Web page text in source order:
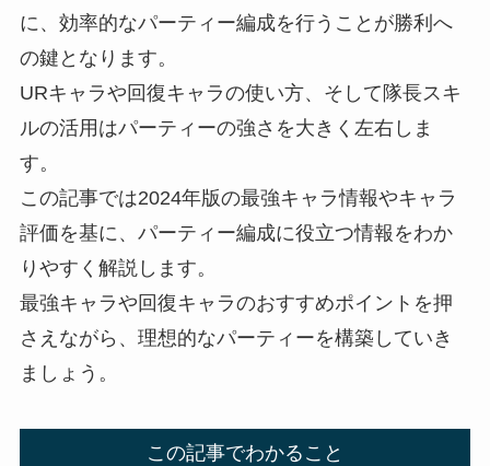
に、効率的なパーティー編成を行うことが勝利へ
の鍵となります。
URキャラや回復キャラの使い方、そして隊長スキ
ルの活用はパーティーの強さを大きく左右しま
す。
この記事では2024年版の最強キャラ情報やキャラ
評価を基に、パーティー編成に役立つ情報をわか
りやすく解説します。
最強キャラや回復キャラのおすすめポイントを押
さえながら、理想的なパーティーを構築していき
ましょう。
この記事でわかること